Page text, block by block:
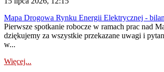
Mapa Drogowa Rynku Energii Elektrycznej -
Pierwsze spotkanie robocze w ramach prac nad
dziękujemy za wszystkie przekazane uwagi i
w...
Więcej...